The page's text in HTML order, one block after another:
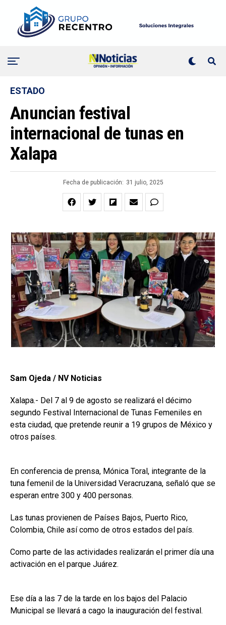
ESTADO
Anuncian festival
internacional de tunas en
Xalapa
Fecha de publicación: 31 julio, 2025
Sam Ojeda / NV Noticias
Xalapa.- Del 7 al 9 de agosto se realizará el décimo
segundo Festival Internacional de Tunas Femeniles en
esta ciudad, que pretende reunir a 19 grupos de México y
otros países.
En conferencia de prensa, Mónica Toral, integrante de la
tuna femenil de la Universidad Veracruzana, señaló que se
esperan entre 300 y 400 personas.
Las tunas provienen de Países Bajos, Puerto Rico,
Colombia, Chile así como de otros estados del país.
Como parte de las actividades realizarán el primer día una
activación en el parque Juárez.
Ese día a las 7 de la tarde en los bajos del Palacio
Municipal se llevará a cago la inauguración del festival.